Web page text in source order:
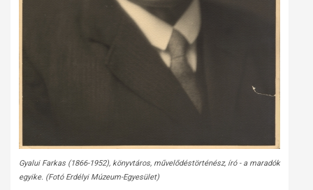
Gyalui Farkas (1866-1952), könyvtáros, művelődéstörténész, író - a maradók
egyike. (Fotó Erdélyi Múzeum-Egyesület)